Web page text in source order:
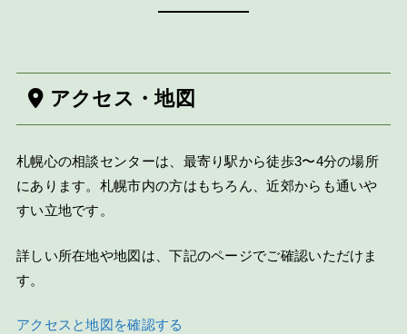
アクセス・地図
札幌心の相談センターは、最寄り駅から徒歩3〜4分の場所
にあります。札幌市内の方はもちろん、近郊からも通いや
すい立地です。
詳しい所在地や地図は、下記のページでご確認いただけま
す。
アクセスと地図を確認する